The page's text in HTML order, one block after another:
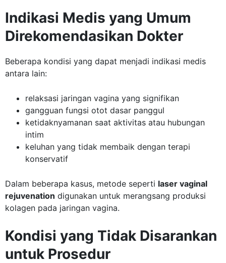
Indikasi Medis yang Umum
Direkomendasikan Dokter
Beberapa kondisi yang dapat menjadi indikasi medis
antara lain:
relaksasi jaringan vagina yang signifikan
gangguan fungsi otot dasar panggul
ketidaknyamanan saat aktivitas atau hubungan
intim
keluhan yang tidak membaik dengan terapi
konservatif
Dalam beberapa kasus, metode seperti laser vaginal
rejuvenation digunakan untuk merangsang produksi
kolagen pada jaringan vagina.
Kondisi yang Tidak Disarankan
untuk Prosedur